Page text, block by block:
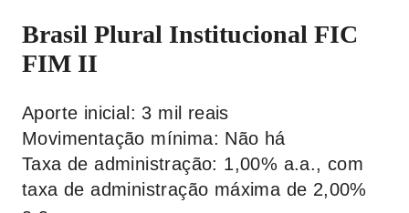
Brasil Plural Institucional FIC
FIM II
Aporte inicial: 3 mil reais
Movimentação mínima: Não há
Taxa de administração: 1,00% a.a., com
taxa de administração máxima de 2,00%